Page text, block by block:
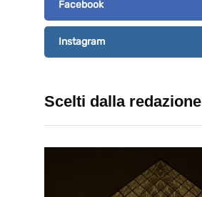
Facebook
Instagram
Scelti dalla redazione